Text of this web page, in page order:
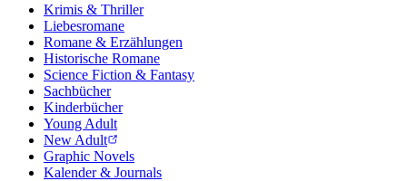
Krimis & Thriller
Liebesromane
Romane & Erzählungen
Historische Romane
Science Fiction & Fantasy
Sachbücher
Kinderbücher
Young Adult
New Adult
Graphic Novels
Kalender & Journals